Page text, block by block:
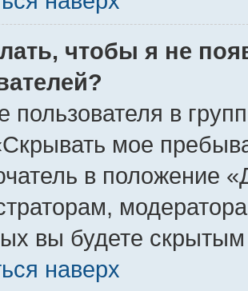
чтобы я не
пользователя в
мое
в положение
вы будете
наверх